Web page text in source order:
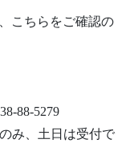
こちらをご確認の
88-5279
み、土日は受付で